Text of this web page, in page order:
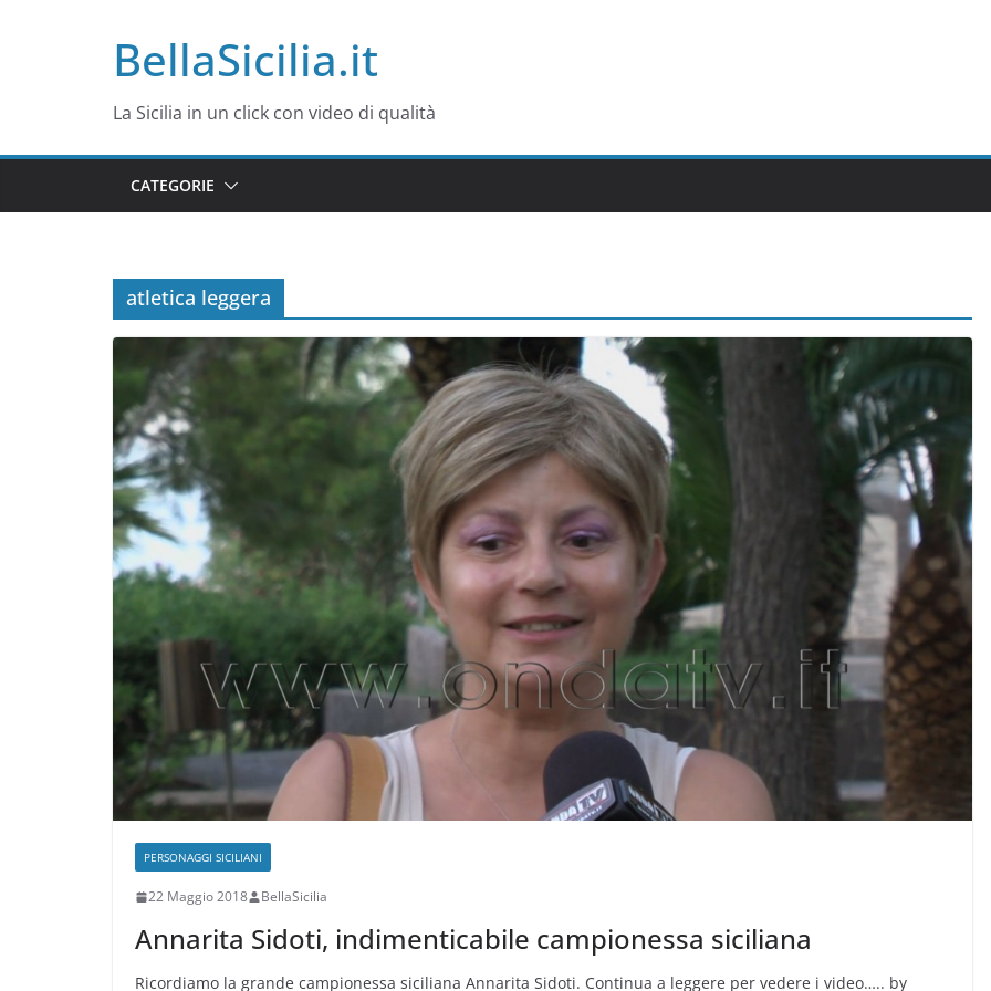
BellaSicilia.it
La Sicilia in un click con video di qualità
CATEGORIE
atletica leggera
PERSONAGGI SICILIANI
22 Maggio 2018 BellaSicilia
Annarita Sidoti, indimenticabile campionessa siciliana
Ricordiamo la grande campionessa siciliana Annarita Sidoti. Continua a leggere per vedere i video….. by